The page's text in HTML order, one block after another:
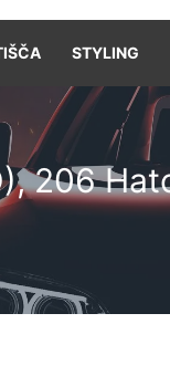
STYLING
206